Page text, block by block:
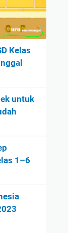
Kelas
untuk
1–6